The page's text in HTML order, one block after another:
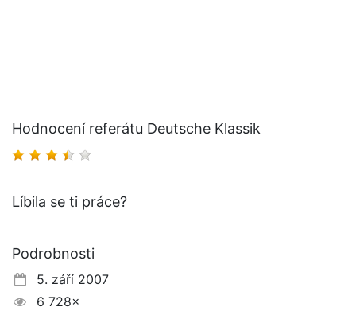
Hodnocení referátu Deutsche Klassik
Líbila se ti práce?
Podrobnosti
5. září 2007
6 728×